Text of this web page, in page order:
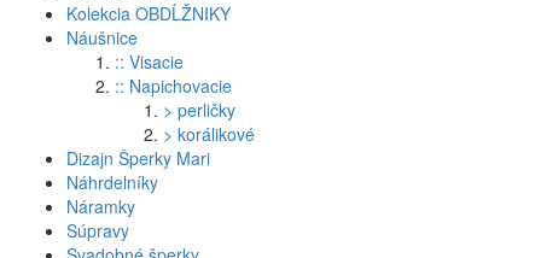
Kolekcia OBDĹŽNIKY
Náušnice
:: Visacie
:: Napichovacie
> perličky
> korálikové
Dizajn Šperky Mari
Náhrdelníky
Náramky
Súpravy